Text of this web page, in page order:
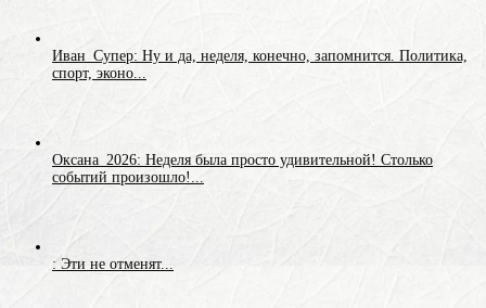
Иван_Супер: Ну и да, неделя, конечно, запомнится. Политика,
спорт, эконо...
Оксана_2026: Неделя была просто удивительной! Столько
событий произошло!...
: Эти не отменят...